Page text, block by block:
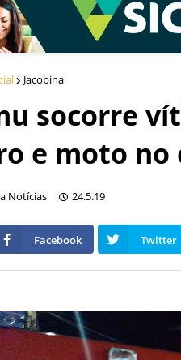
Jacobina
socorre
e moto no
Notícias 24.5.19
Facebook Twitter